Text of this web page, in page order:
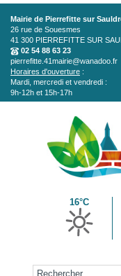
Aller au contenu principal
Mairie de Pierrefitte sur
26 rue de Souesmes
41 300 PIERREFITTE SUR
02 54 88 63 23
pierrefitte.41mairie@wanadoo.fr
Horaires d'ouverture :
Mardi, mercredi et vendredi :
9h-12h et 15h-17h
16°C
Formulaire de